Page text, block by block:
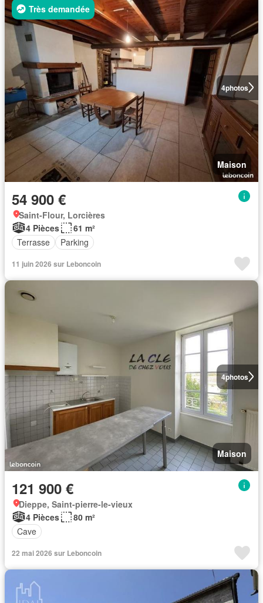
4photos
Très demandée
Maison
54 900 €
Saint-Flour, Lorcières
4 Pièces
61 m²
Terrasse
Parking
11 juin 2026 sur Leboncoin
4photos
Maison
121 900 €
Dieppe, Saint-pierre-le-vieux
4 Pièces
80 m²
Cave
22 mai 2026 sur Leboncoin